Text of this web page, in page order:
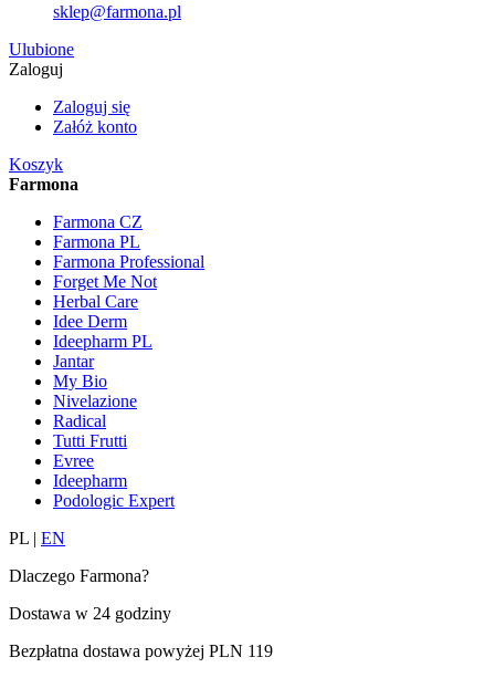
sklep@farmona.pl
Ulubione
Zaloguj
Zaloguj się
Załóż konto
Koszyk
Farmona
Farmona CZ
Farmona PL
Farmona Professional
Forget Me Not
Herbal Care
Idee Derm
Ideepharm PL
Jantar
My Bio
Nivelazione
Radical
Tutti Frutti
Evree
Ideepharm
Podologic Expert
PL | EN
Dlaczego Farmona?
Dostawa w 24 godziny
Bezpłatna dostawa powyżej PLN 119